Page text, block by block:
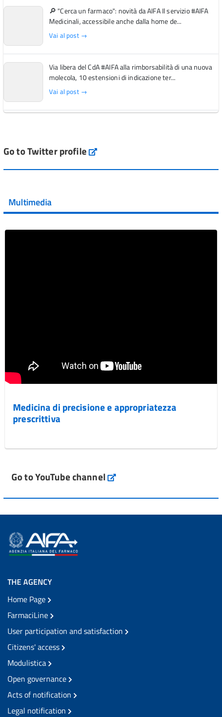
🔎 "Cerca un farmaco": novità da AIFA Il servizio #AIFA
Medicinali, accessibile anche dalla home de...
Vai al post →
Via libera del CdA #AIFA alla rimborsabilità di una nuova
molecola, 10 estensioni di indicazione ter...
Vai al post →
Vai al post →
Vai al post →
Go to Twitter profile aifa_ufficiale
Multimedia
Medicina di precisione e appropriatezza
prescrittiva
Go to YouTube channel
THE AGENCY
Home Page
FarmaciLine
User participation and satisfaction
Citizens' access
Modulistica
Open governance
Acts of notification
Legal notification